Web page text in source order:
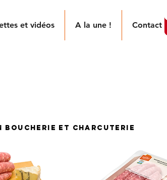
et vidéos A la une ! Contact
boucherie et charcuterie